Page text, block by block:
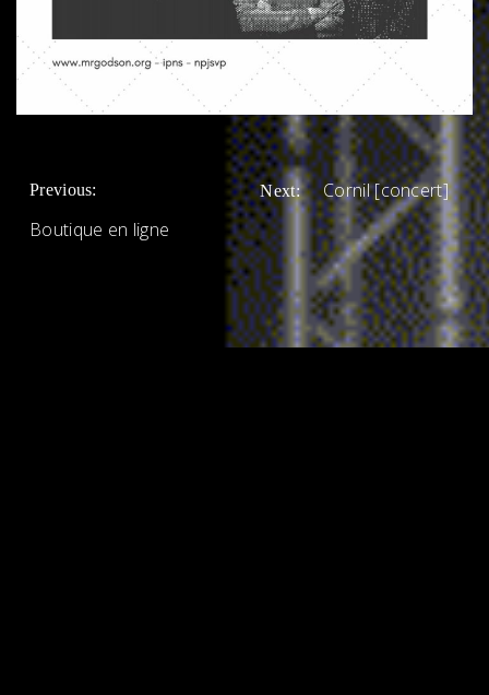
NAVIGATION
DE
L’ARTICLE
Previous:
Boutique en ligne
Next: Cornil [concert]